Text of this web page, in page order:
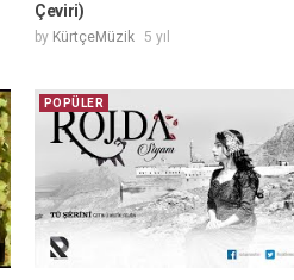
Çeviri)
by KürtçeMüzik 5 yıl
POPÜLER